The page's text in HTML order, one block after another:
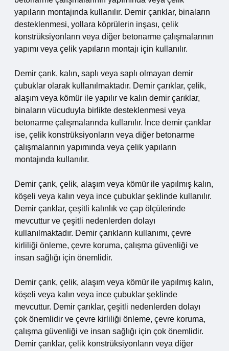
yapıların montajında kullanılır. Demir çarıklar, binaların
desteklenmesi, yollara köprülerin inşası, çelik
konstrüksiyonların veya diğer betonarme çalışmalarının
yapımı veya çelik yapıların montajı için kullanılır.
Demir çarık, kalın, saplı veya saplı olmayan demir
çubuklar olarak kullanılmaktadır. Demir çarıklar, çelik,
alaşım veya kömür ile yapılır ve kalın demir çarıklar,
binaların vücuduyla birlikte desteklenmesi veya
betonarme çalışmalarında kullanılır. İnce demir çarıklar
ise, çelik konstrüksiyonların veya diğer betonarme
çalışmalarının yapımında veya çelik yapıların
montajında kullanılır.
Demir çarık, çelik, alaşım veya kömür ile yapılmış kalın,
köşeli veya kalın veya ince çubuklar şeklinde kullanılır.
Demir çarıklar, çeşitli kalınlık ve çap ölçülerinde
mevcuttur ve çeşitli nedenlerden dolayı
kullanılmaktadır. Demir çarıkların kullanımı, çevre
kirliliği önleme, çevre koruma, çalışma güvenliği ve
insan sağlığı için önemlidir.
Demir çarık, çelik, alaşım veya kömür ile yapılmış kalın,
köşeli veya kalın veya ince çubuklar şeklinde
mevcuttur. Demir çarıklar, çeşitli nedenlerden dolayı
çok önemlidir ve çevre kirliliği önleme, çevre koruma,
çalışma güvenliği ve insan sağlığı için çok önemlidir.
Demir çarıklar, çelik konstrüksiyonların veya diğer